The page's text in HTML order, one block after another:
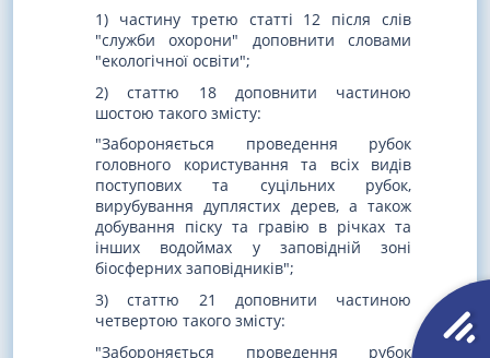
1) частину третю статті 12 після слів
"служби охорони" доповнити словами
"екологічної освіти";
2) статтю 18 доповнити частиною
шостою такого змісту:
"Забороняється проведення рубок
головного користування та всіх видів
поступових та суцільних рубок,
вирубування дуплястих дерев, а також
добування піску та гравію в річках та
інших водоймах у заповідній зоні
біосферних заповідників";
3) статтю 21 доповнити частиною
четвертою такого змісту:
"Забороняється проведення рубок